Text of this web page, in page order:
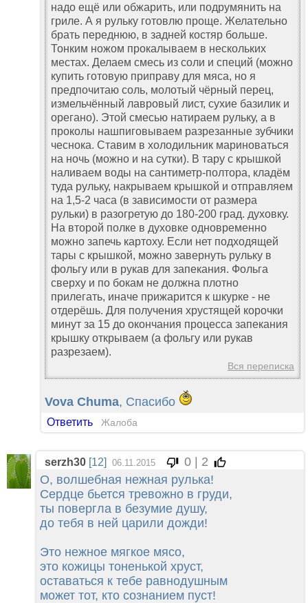
надо ещё или обжарить, или подрумянить на
гриле. А я рульку готовлю проще. Желательно
брать переднюю, в задней костяр больше.
Тонким ножом прокалываем в нескольких
местах. Делаем смесь из соли и специй (можно
купить готовую приправу для мяса, но я
предпочитаю соль, молотый чёрный перец,
измельчённый лавровый лист, сухие базилик и
орегано). Этой смесью натираем рульку, а в
проколы нашпиговываем разрезанные зубчики
чеснока. Ставим в холодильник мариноваться
на ночь (можно и на сутки). В тару с крышкой
наливаем воды на сантиметр-полтора, кладём
туда рульку, накрываем крышкой и отправляем
на 1,5-2 часа (в зависимости от размера
рульки) в разогретую до 180-200 град. духовку.
На второй полке в духовке одновременно
можно запечь картоху. Если нет подходящей
тары с крышкой, можно завернуть рульку в
фольгу или в рукав для запекания. Фольга
сверху и по бокам не должна плотно
прилегать, иначе прижарится к шкурке - не
отдерёшь. Для получения хрустящей корочки
минут за 15 до окончания процесса запекания
крышку открываем (а фольгу или рукав
разрезаем).
Вся переписка
Vova Chuma, Спасибо
Ответить Жалоба
serzh30 [12] 06.11.2015
0 | 2
О, волшебная нежная рулька!
Сердце бьется тревожно в груди,
ты повергла в безумие душу,
до тебя в ней царили дожди!
Это нежное мягкое мясо,
это кожицы тоненькой хруст,
оставаться к тебе равнодушным
может тот, кто сознанием пуст!